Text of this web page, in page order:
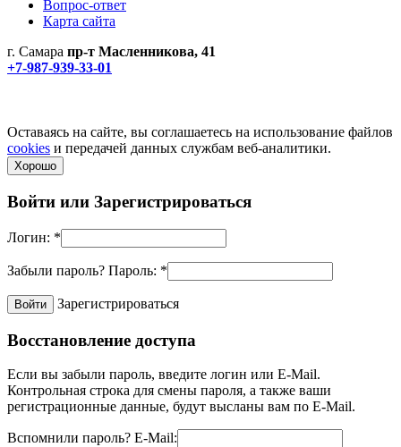
Вопрос-ответ
Карта сайта
г. Самара пр-т Масленникова, 41
+7-987-939-33-01
Оставаясь на сайте, вы соглашаетесь на использование файлов
cookies и передачей данных службам веб-аналитики.
Хорошо
Войти или Зарегистрироваться
Логин: *
Забыли пароль? Пароль: *
Зарегистрироваться
Восстановление доступа
Если вы забыли пароль, введите логин или E-Mail.
Контрольная строка для смены пароля, а также ваши
регистрационные данные, будут высланы вам по E-Mail.
Вспомнили пароль? E-Mail: